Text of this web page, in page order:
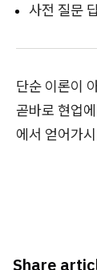
사전 질문
단순 이론이
곧바로 현업
에서 얻어가
Share